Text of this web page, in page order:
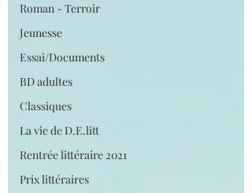
Roman - Terroir
Jeunesse
Essai/Documents
BD adultes
Classiques
La vie de D.E.litt
Rentrée littéraire 2021
Prix littéraires